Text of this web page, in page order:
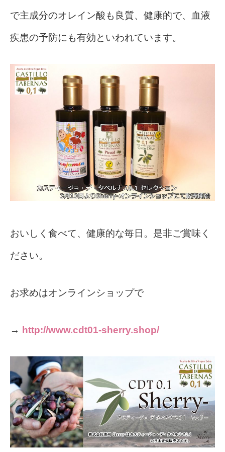
で主成分のオレイン酸も良質、健康的で、血液
疾患の予防にも有効といわれています。
おいしく食べて、健康的な毎日。是非ご賞味く
ださい。
お求めはオンラインショップで
→ http://www.cdt01-sherry.shop/